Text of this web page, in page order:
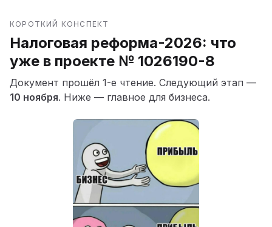
КОРОТКИЙ КОНСПЕКТ
Налоговая реформа-2026: что
уже в проекте № 1026190-8
Документ прошёл 1-е чтение. Следующий этап —
10 ноября. Ниже — главное для бизнеса.